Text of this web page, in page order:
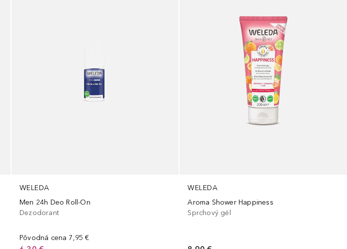
WELEDA
Men 24h Deo Roll-On
Dezodorant
Pôvodná cena 7,95 €
WELEDA
Aroma Shower Happiness
Sprchový gél